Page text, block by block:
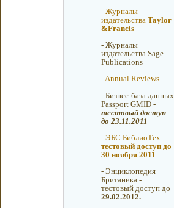
- Журналы
издательства Taylor
&Francis
- Журналы
издательства Sage
Publications
-Annual Reviews
- Бизнес-база данных
Passport GMID -
тестовый доступ
до 23.11.2011
- ЭБС БиблиоТех -
тестовый доступ до
30 ноября 2011
- Энциклопедия
Британика -
тестовый доступ до
29.02.2012.